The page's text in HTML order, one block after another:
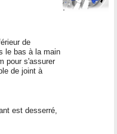
de
le bas à la main
pour s'assurer
de joint à
est desserré,